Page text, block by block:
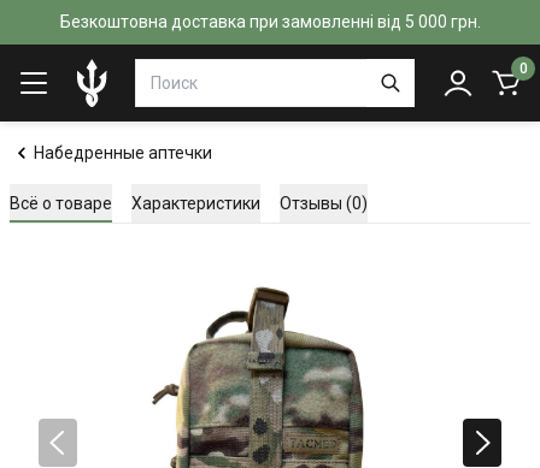
Безкоштовна доставка при замовленні від 5 000 грн.
0
Набедренные аптечки
Всё о товаре Характеристики Отзывы (0)